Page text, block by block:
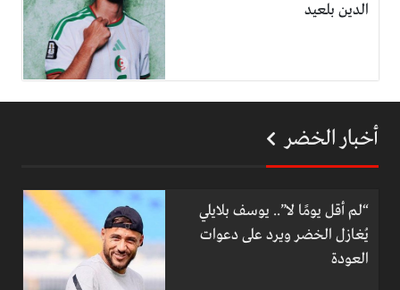
الدين بلعيد
أخبار الخضر
“لم أقل يومًا لا”.. يوسف بلايلي
يُغازل الخضر ويرد على دعوات
العودة